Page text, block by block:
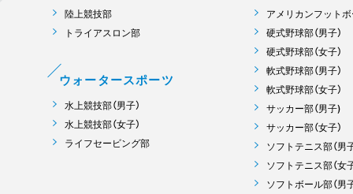
陸上競技部
トライアスロン部
ウォータースポーツ
水上競技部（男子）
水上競技部（女子）
ライフセービング部
アメリカンフット
硬式野球部（男子）
硬式野球部（女子）
軟式野球部（男子）
軟式野球部（女子）
サッカー部（男子)
サッカー部（女子）
ソフトテニス部（男
ソフトテニス部（女
ソフトボール部（男